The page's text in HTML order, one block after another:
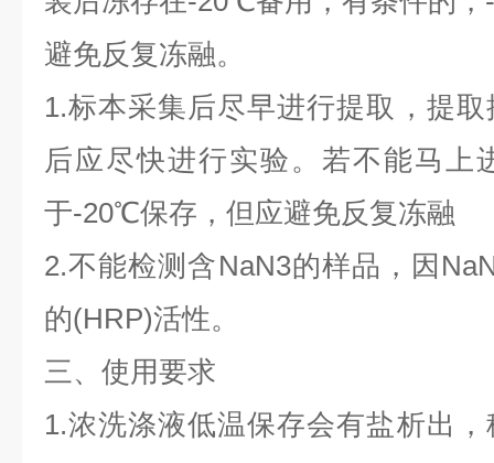
避免反复冻融。
1.标本采集后尽早进行提取，提
后应尽快进行实验。若不能马上
于-20℃保存，但应避免反复冻融
2.不能检测含NaN3的样品，因
的(HRP)活性。
三、使用要求
1.浓洗涤液低温保存会有盐析出